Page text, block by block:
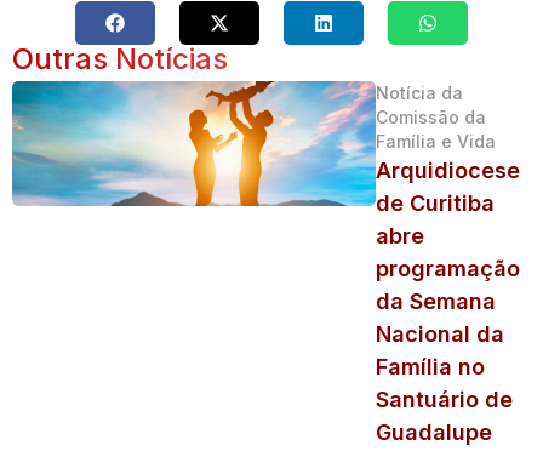
Outras Notícias
Notícia da
Comissão da
Família e Vida
Arquidiocese
de Curitiba
abre
programação
da Semana
Nacional da
Família no
Santuário de
Guadalupe